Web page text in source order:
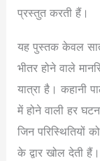
प्रस्तुत करती हैं।
यह पुस्तक केवल सात
भीतर होने वाले
यात्रा है। कहानी
में होने वाली हर
जिन परिस्थितियों
के द्वार खोल देती हैं।